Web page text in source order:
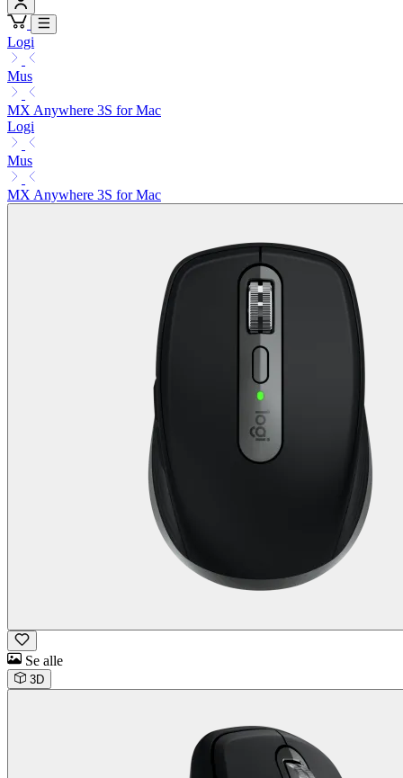
Logi
Mus
MX Anywhere 3S for Mac
Logi
Mus
MX Anywhere 3S for Mac
Se alle
3D